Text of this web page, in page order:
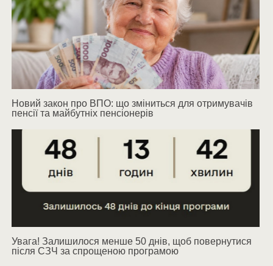
Новий закон про ВПО: що зміниться для отримувачів
пенсії та майбутніх пенсіонерів
Увага! Залишилося менше 50 днів, щоб повернутися
після СЗЧ за спрощеною програмою